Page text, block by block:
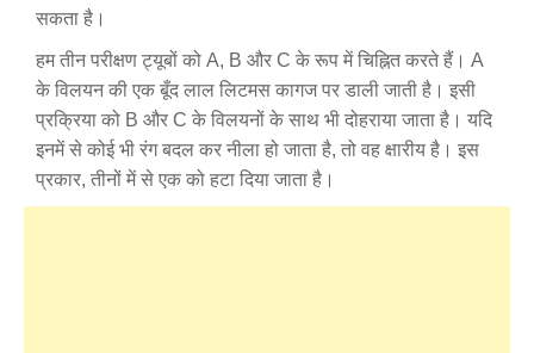
सकता है।
हम तीन परीक्षण ट्यूबों को A, B और C के रूप में चिह्नित करते हैं। A
के विलयन की एक बूँद लाल लिटमस कागज पर डाली जाती है। इसी
प्रक्रिया को B और C के विलयनों के साथ भी दोहराया जाता है। यदि
इनमें से कोई भी रंग बदल कर नीला हो जाता है, तो वह क्षारीय है। इस
प्रकार, तीनों में से एक को हटा दिया जाता है।